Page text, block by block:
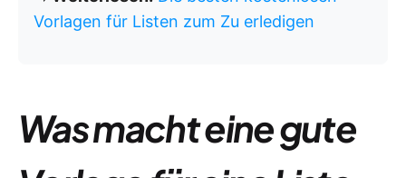
Vorlagen für Listen zum Zu erledigen
Was macht eine gute